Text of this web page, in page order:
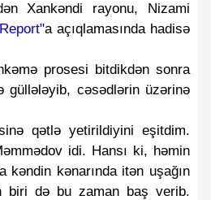
Xankəndi rayonu, Nizami
a açıqlamasında hadisə
prosesi bitdikdən sonra
güllələyib, cəsədlərin üzərinə
qətlə yetirildiyini eşitdim.
idi. Hansı ki, həmin
kənarında itən uşağın
biri də bu zaman baş verib.